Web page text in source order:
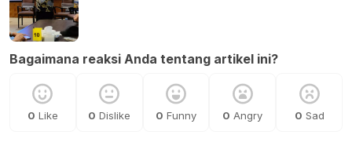
Bagaimana reaksi Anda tentang artikel ini?
0 Like 0 Dislike 0 Funny 0 Angry 0 Sad